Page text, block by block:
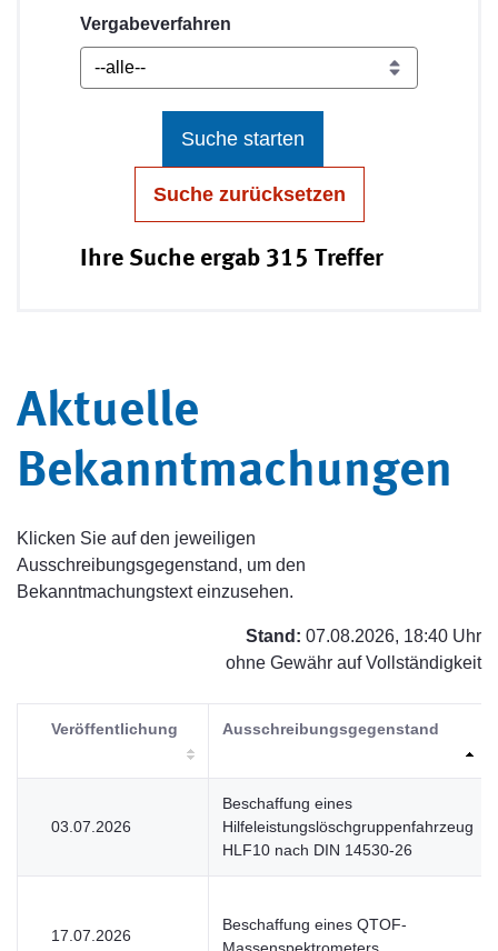
Vergabeverfahren
Suche starten
Suche zurücksetzen
Ihre Suche ergab 315 Treffer
Aktuelle
Bekanntmachungen
Klicken Sie auf den jeweiligen
Ausschreibungsgegenstand, um den
Bekanntmachungstext einzusehen.
Stand: 07.08.2026, 18:40 Uhr
ohne Gewähr auf Vollständigkeit
Veröffentlichung Ausschreibungsgegenstand
03.07.2026
Beschaffung eines
Hilfeleistungslöschgruppenfahrzeug
HLF10 nach DIN 14530-26
17.07.2026
Beschaffung eines QTOF-